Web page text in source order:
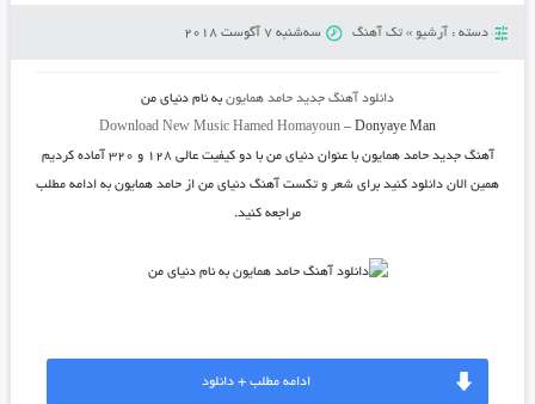
دسته : آرشیو » تک آهنگ سه‌شنبه 7 آگوست 2018
دانلود آهنگ جدید حامد همایونبه نام دنیای من
Download New Music Hamed Homayoun –Donyaye Man
آهنگ جدیدحامد همایون با عنواندنیای من با دو کیفیت عالی ۱۲۸ و ۳۲۰ آماده کردیم
همین الان دانلود کنید برای شعر و تکست آهنگ دنیای من از حامد همایون به ادامه مطلب
مراجعه کنید.
ادامه مطلب + دانلود